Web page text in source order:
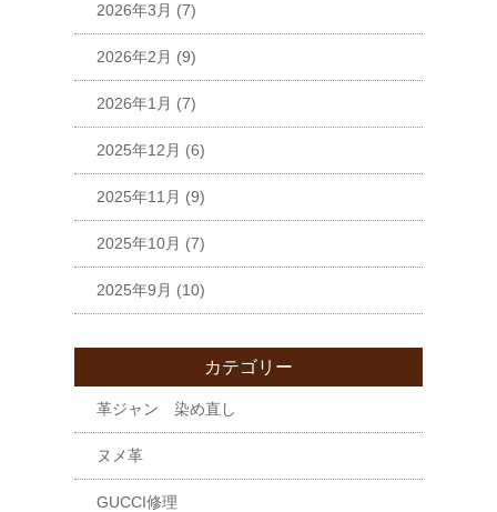
2026年3月 (7)
2026年2月 (9)
2026年1月 (7)
2025年12月 (6)
2025年11月 (9)
2025年10月 (7)
2025年9月 (10)
カテゴリー
革ジャン 染め直し
ヌメ革
GUCCI修理